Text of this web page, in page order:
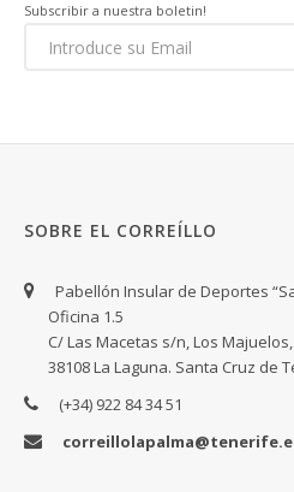
Subscribir a nuestra boletin!
SOBRE EL CORREÍLLO
Pabellón Insular de Deportes
Oficina 1.5
C/ Las Macetas s/n, Los Majuelos,
38108 La Laguna. Santa Cruz de
(+34) 922 84 34 51